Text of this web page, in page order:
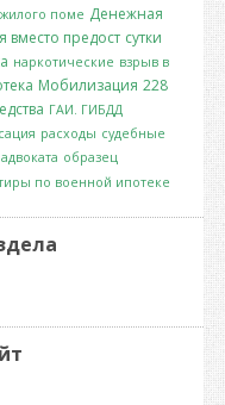
поме Денежная
вместо предост сутки
наркотические взрыв в
Мобилизация 228
ГАИ. ГИБДД
расходы судебные
образец
по военной ипотеке